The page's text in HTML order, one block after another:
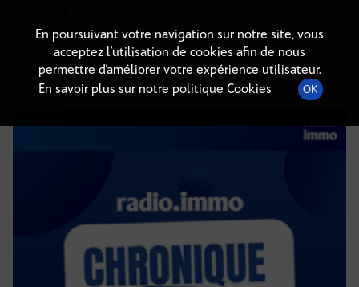
DÉTAILS DE L'ÉPISODE
21 janvier 2026à 5h02, durée : 2 minutes
En poursuivant votre navigation sur notre site, vous
acceptez l’utilisation de cookies afin de nous
permettre d’améliorer votre expérience utilisateur.
En savoir plus sur notre politique Cookies
OK